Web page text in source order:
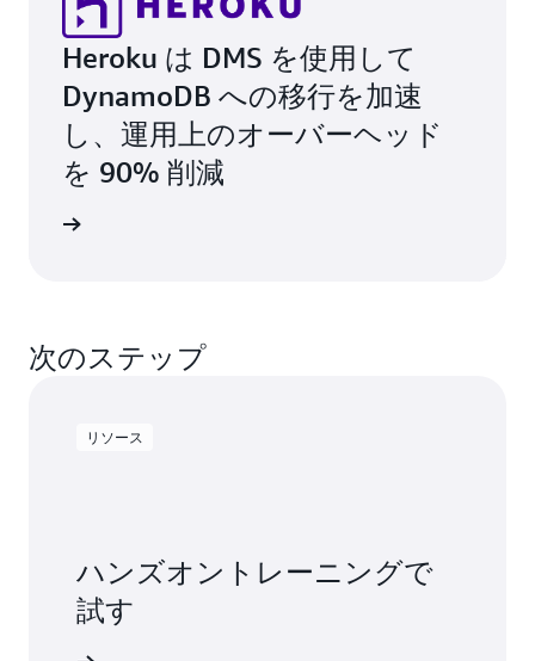
Heroku は DMS を使用して
DynamoDB への移行を加速
し、運用上のオーバーヘッド
を 90% 削減
次のステップ
リソース
ハンズオントレーニングで
試す